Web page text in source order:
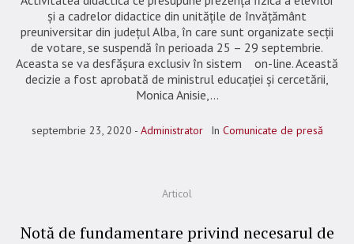
și a cadrelor didactice din unitățile de învățământ
preuniversitar din județul Alba, în care sunt organizate secții
de votare, se suspendă în perioada 25 – 29 septembrie.
Aceasta se va desfășura exclusiv în sistem on-line. Această
decizie a fost aprobată de ministrul educației și cercetării,
Monica Anisie,...
septembrie 23, 2020 Administrator In Comunicate de presă
Articol
Notă de fundamentare privind necesarul de